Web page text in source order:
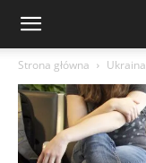
Strona główna Ukraina